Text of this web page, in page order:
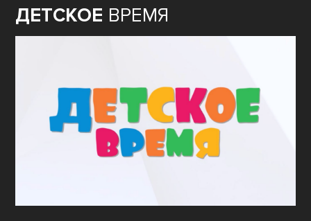
ДЕТСКОЕ ВРЕМЯ